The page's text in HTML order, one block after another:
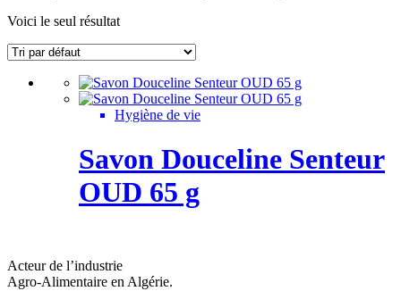
Voici le seul résultat
Hygiène de vie
Savon Douceline Senteur
OUD 65 g
Acteur de l’industrie
Agro-Alimentaire en Algérie.